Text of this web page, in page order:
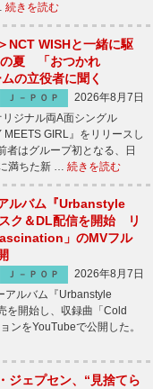
続きを読む
NCT WISHと一緒に駆
の夏 「おつかれ
の立役者に聞く
Ｊ－ＰＯＰ
2026年8月7日
ジナル両A面シングル
MEETS GIRL』をリリースし
者はグループ初となる、日
満ちた新 … 続きを読む
ルバム『Urbanstyle
ク＆DL配信を開始 リ
」のMVフル
Ｊ－ＰＯＰ
2026年8月7日
ルバム『Urbanstyle
を開始し、収録曲「Cold
ンをYouTubeで公開した。
ジェプセン、“見捨てら